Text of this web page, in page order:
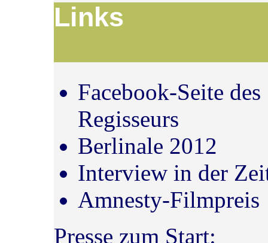
Facebook-Seite des
Regisseurs
Berlinale 2012
Interview in der
Amnesty-Filmpreis
Presse zum Start: